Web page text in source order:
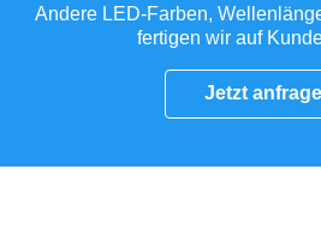
Andere LED-Farben,
fertigen wir auf
Jetzt